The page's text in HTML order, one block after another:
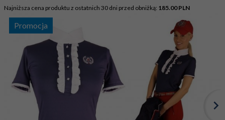
Najniższa cena produktu z ostatnich 30 dni przed obniżką: 185.00 PLN
Promocja